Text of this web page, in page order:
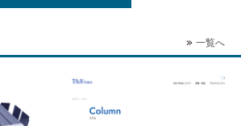
一覧へ